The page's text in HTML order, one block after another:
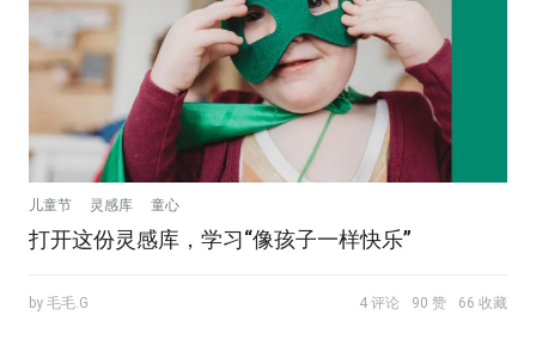
儿童节 灵感库 童心
打开这份灵感库，学习“像孩子一样快乐”
by 毛毛.G 4 评论 90 赞 66 收藏